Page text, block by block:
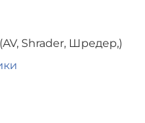
Shrader, Шредер,)